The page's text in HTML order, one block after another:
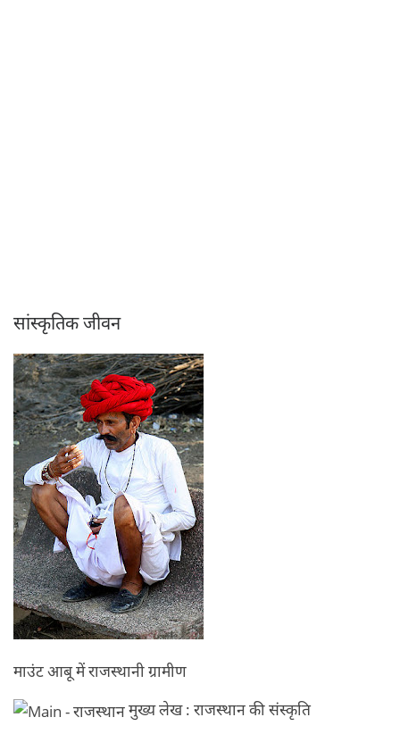
सांस्कृतिक जीवन
माउंट आबू में राजस्थानी ग्रामीण
मुख्य लेख : राजस्थान की संस्कृति